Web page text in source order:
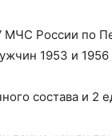
России по
1953 и
состава и 2